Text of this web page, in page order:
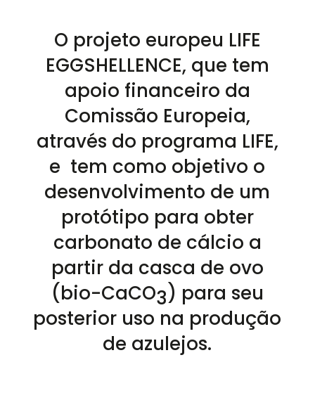
O projeto europeu LIFE
EGGSHELLENCE, que tem
apoio financeiro da
Comissão Europeia,
através do programa LIFE,
e tem como objetivo o
desenvolvimento de um
protótipo para obter
carbonato de cálcio a
partir da casca de ovo
(bio-CaCO3) para seu
posterior uso na produção
de azulejos.